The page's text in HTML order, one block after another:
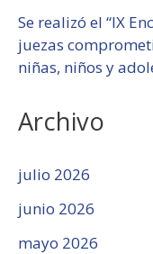
Se realizó el “IX
juezas
niñas, niños y
Archivo
julio 2026
junio 2026
mayo 2026